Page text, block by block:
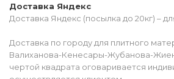
Доставка Яндекс
Доставка Яндекс (посылка до 20кг) –
Доставка по городу для плитного
Валиханова-Кенесары-Жубанова-
чертой квадрата оговаривается